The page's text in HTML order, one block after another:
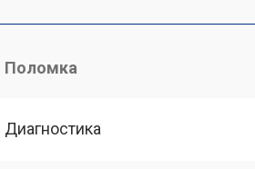
Поломка
Диагностика